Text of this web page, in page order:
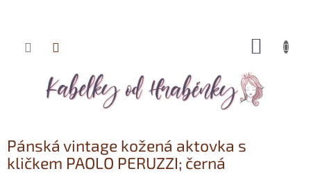
Přejít
Pánská vintage kožená aktovka s
kličkem PAOLO PERUZZI; černá